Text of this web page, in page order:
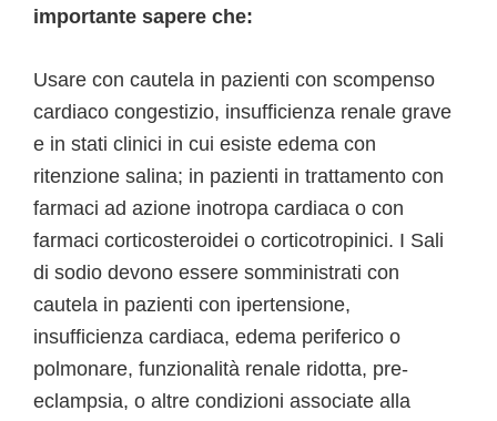
importante sapere che:
Usare con cautela in pazienti con scompenso
cardiaco congestizio, insufficienza renale grave
e in stati clinici in cui esiste edema con
ritenzione salina; in pazienti in trattamento con
farmaci ad azione inotropa cardiaca o con
farmaci corticosteroidei o corticotropinici. I Sali
di sodio devono essere somministrati con
cautela in pazienti con ipertensione,
insufficienza cardiaca, edema periferico o
polmonare, funzionalità renale ridotta, pre-
eclampsia, o altre condizioni associate alla